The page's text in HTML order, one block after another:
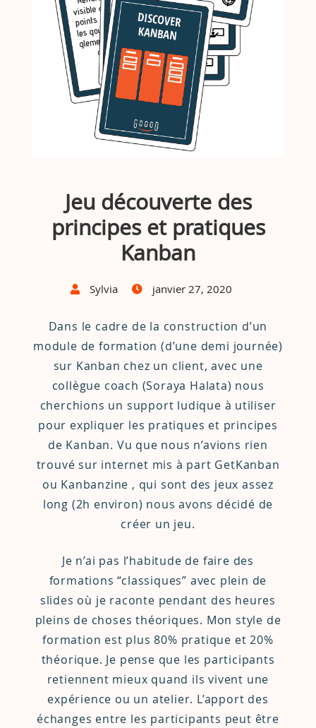
Jeu découverte des
principes et pratiques
Kanban
Sylvia janvier 27, 2020
Dans le cadre de la construction d’un
module de formation (d’une demi journée)
sur Kanban chez un client, avec une
collègue coach (Soraya Halata) nous
cherchions un support ludique à utiliser
pour expliquer les pratiques et principes
de Kanban. Vu que nous n’avions rien
trouvé sur internet mis à part GetKanban
ou Kanbanzine , qui sont des jeux assez
long (2h environ) nous avons décidé de
créer un jeu.
Je n’ai pas l’habitude de faire des
formations “classiques” avec plein de
slides où je raconte pendant des heures
pleins de choses théoriques. Mon style de
formation est plus 80% pratique et 20%
théorique. Je pense que les participants
retiennent mieux quand ils vivent une
expérience ou un atelier. L’apport des
échanges entre les participants peut être